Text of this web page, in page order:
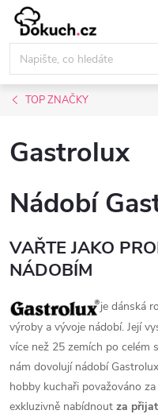
Přejít
obsah
TOP ZNAČKY
Gastrolux
Nádobí
VAŘTE JAKO
NÁDOBÍM
je dánská
výroby a vývoje nádobí. Její
více než 25 zemích po celém
nám dovolují nádobí
hobby kuchaři považováno za
exkluzivně nabídnout za